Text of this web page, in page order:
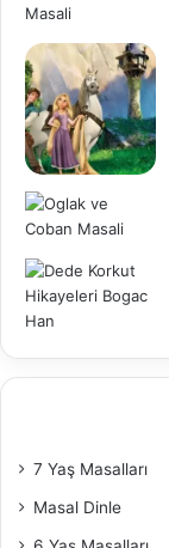
7 Yaş Masalları
Masal Dinle